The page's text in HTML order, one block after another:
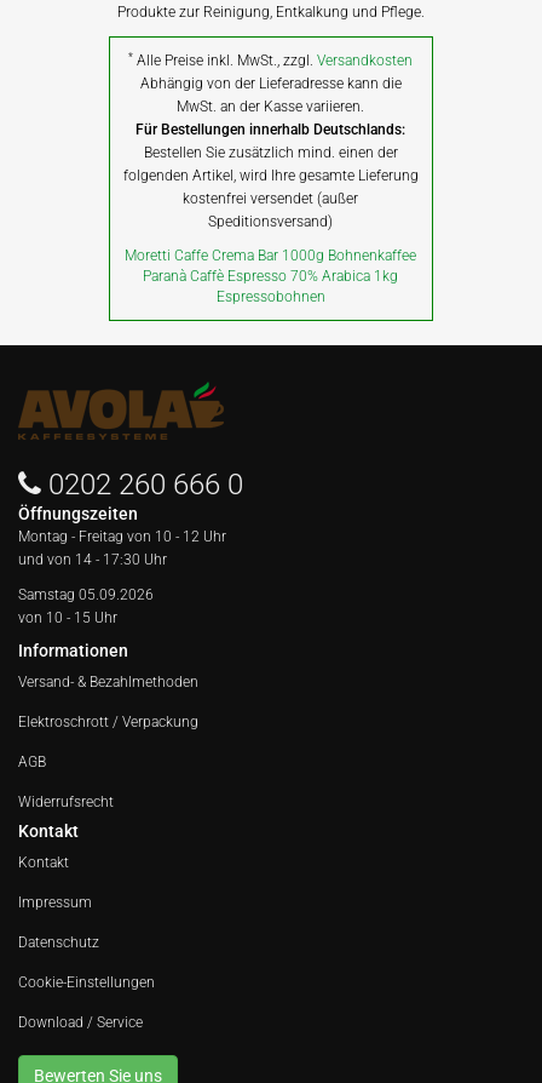
Produkte zur Reinigung, Entkalkung und Pflege.
* Alle Preise inkl. MwSt., zzgl.Versandkosten
Abhängig von der Lieferadresse kann die
MwSt. an der Kasse variieren.
Für Bestellungen innerhalb Deutschlands:
Bestellen Sie zusätzlich mind. einen der
folgenden Artikel, wird Ihre gesamte Lieferung
kostenfrei versendet (außer
Speditionsversand)
Moretti Caffe Crema Bar 1000g Bohnenkaffee
Paranà Caffè Espresso 70% Arabica 1kg
Espressobohnen
0202 260 666 0
Öffnungszeiten
Montag - Freitag von 10 - 12 Uhr
und von 14 - 17:30 Uhr
Samstag 05.09.2026
von 10 - 15 Uhr
Informationen
Versand- & Bezahlmethoden
Elektroschrott / Verpackung
AGB
Widerrufsrecht
Kontakt
Kontakt
Impressum
Datenschutz
Cookie-Einstellungen
Download / Service
Bewerten Sie uns